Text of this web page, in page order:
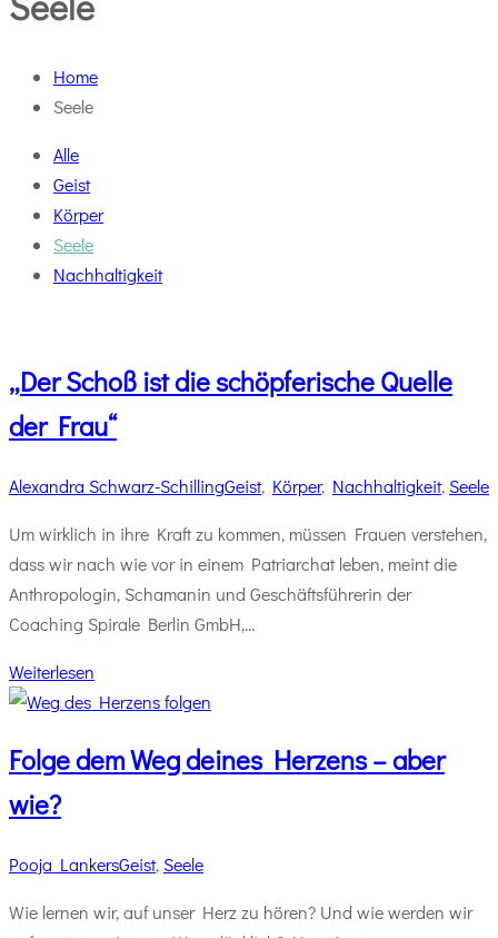
Home
Seele
Alle
Geist
Körper
Seele
Nachhaltigkeit
„Der Schoß ist die schöpferische Quelle
der Frau“
Alexandra Schwarz-SchillingGeist, Körper, Nachhaltigkeit, Seele
Um wirklich in ihre Kraft zu kommen, müssen Frauen verstehen,
dass wir nach wie vor in einem Patriarchat leben, meint die
Anthropologin, Schamanin und Geschäftsführerin der
Coaching Spirale Berlin GmbH,…
Weiterlesen
Folge dem Weg deines Herzens – aber
wie?
Pooja LankersGeist, Seele
Wie lernen wir, auf unser Herz zu hören? Und wie werden wir